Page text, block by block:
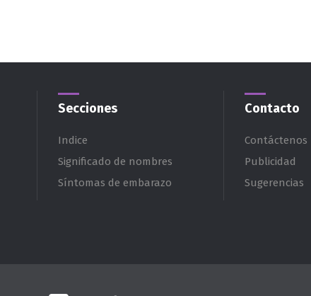
Secciones
Indice
Significado de nombres
Síntomas de embarazo
Contacto
Contáctenos
Publicidad
Sugerencias